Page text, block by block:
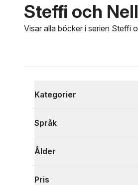
Steffi och
Visar alla böcker i serien Steffi
Kategorier
Visa fler
Språk
Ålder
Pris